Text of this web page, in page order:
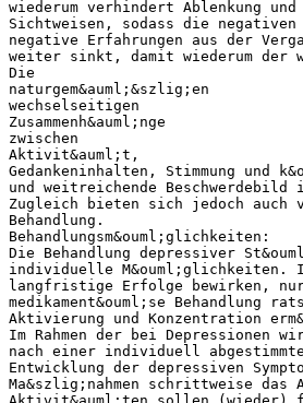
wiederum verhindert Ablenkung
Sichtweisen, sodass die negativen
negative Erfahrungen aus der
weiter sinkt, damit wiederum der
Die
naturgem&auml;&szlig;en
wechselseitigen
Zusammenh&auml;nge
zwischen
Aktivit&auml;t,
Gedankeninhalten, Stimmung und
und weitreichende Beschwerdebild
Zugleich bieten sich jedoch
Behandlung.
Behandlungsm&ouml;glichkeiten:
Die Behandlung depressiver
individuelle M&ouml;glichkeiten.
langfristige Erfolge bewirken,
medikament&ouml;se
Aktivierung und Konzentration
Im Rahmen der bei Depressionen
nach einer individuell
Entwicklung der depressiven
Ma&szlig;nahmen schrittweise